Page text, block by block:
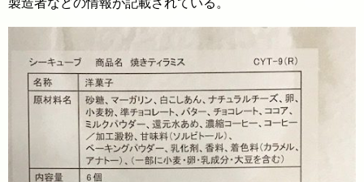
製造者などの情報が記載されている。